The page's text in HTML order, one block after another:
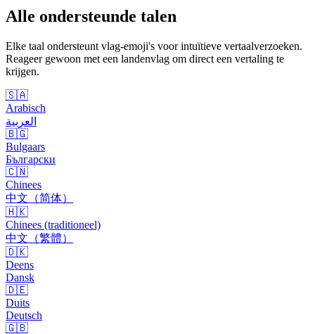
Alle ondersteunde talen
Elke taal ondersteunt vlag-emoji's voor intuïtieve vertaalverzoeken.
Reageer gewoon met een landenvlag om direct een vertaling te
krijgen.
🇸🇦
Arabisch
العربية
🇧🇬
Bulgaars
Български
🇨🇳
Chinees
中文（简体）
🇭🇰
Chinees (traditioneel)
中文（繁體）
🇩🇰
Deens
Dansk
🇩🇪
Duits
Deutsch
🇬🇧